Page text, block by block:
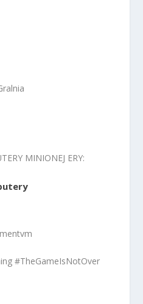
MINIONEJ ERY:
#TheGameIsNotOver